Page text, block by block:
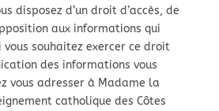
disposez d’un droit d’accès, de
aux informations qui
vous souhaitez exercer ce droit
des informations vous
vous adresser à Madame la
catholique des Côtes